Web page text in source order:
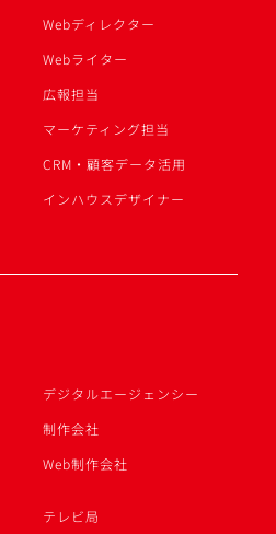
Webディレクター
Webライター
広報担当
マーケティング担当
CRM・顧客データ活用
インハウスデザイナー
デジタルエージェンシー
制作会社
Web制作会社
テレビ局